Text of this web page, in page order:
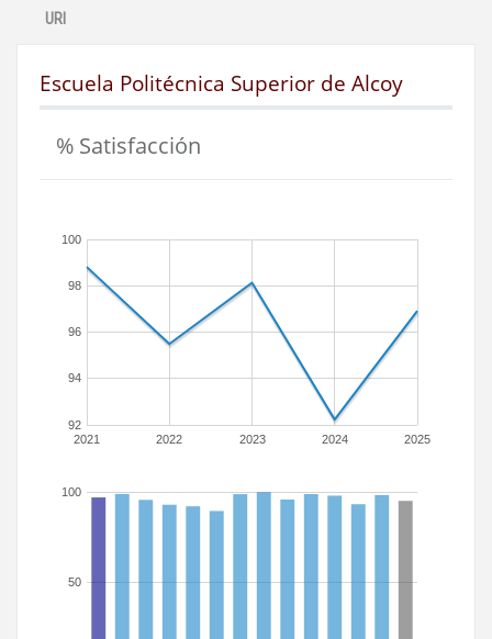
URI
Escuela Politécnica Superior de Alcoy
% Satisfacción
2021 2022 2023 2024 2025
92
94
96
98
100
50
100